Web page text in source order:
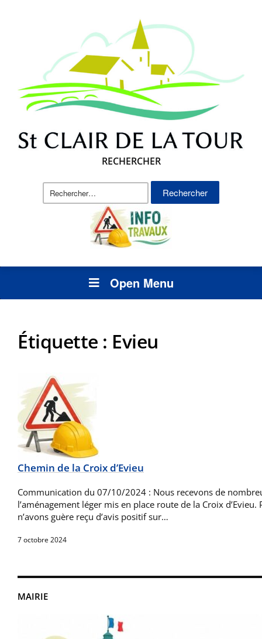
RECHERCHER
Rechercher :
Open Menu
MAIRIE
Étiquette : Evieu
Chemin de la Croix d’Evieu
Communication du 07/10/2024 : Nous recevons de
l’aménagement léger mis en place route de la Croix d’Evieu.
n’avons guère reçu d’avis positif sur…
7 octobre 2024